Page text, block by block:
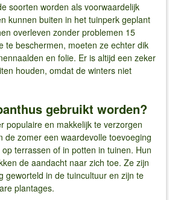
soorten worden als voorwaardelijk
kunnen buiten in het tuinperk geplant
overleven zonder problemen 15
te beschermen, moeten ze echter dik
en folie. Er is altijd een zeker
houden, omdat de winters niet
gebruikt worden?
populaire en makkelijk te verzorgen
de zomer een waardevolle toevoeging
terrassen of in potten in tuinen. Hun
de aandacht naar zich toe. Ze zijn
geworteld in de tuincultuur en zijn te
plantages.